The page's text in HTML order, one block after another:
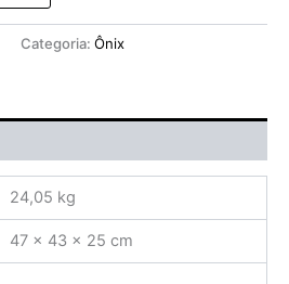
Categoria: Ônix
24,05 kg
47 × 43 × 25 cm